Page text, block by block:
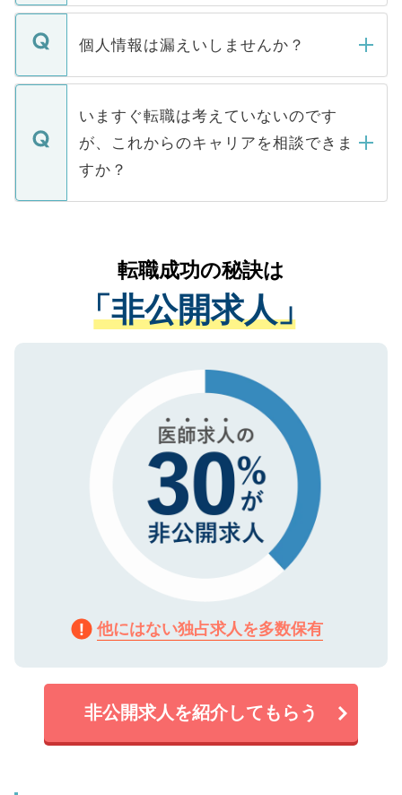
ません。
■応募殺到を避けるため 人気のある医療機
関を公にしてしまうと、応募が殺到する場
に、医療機関が求める条件に合った人材の
みを人材紹介会社に依頼するケースが増え
ています。
転職・入職を強要することは一切ありませ
ん。また、仮に応募先から内定をいただい
定を承諾する必要はありません。内定先へ
の辞退の連絡はキャリアパートナーが行い
個人情報は漏えいしませんか？
個人情報が漏えいすることはありませんの
で、ご安心ください。当サイトからの登録
などで収集したご登録者様の個人情報は、
ご本人のキャリアアップおよび転職活動の
支援を目的に使用いたします。お預かりし
ているすべての個人データはご本人の許可
は、個人情報の取り扱いについての厳密な
管理基準を満たした事業者のみに付与され
る、プライバシーマークを取得済みです。
で、機密保持に関してもご安心ください。
いますぐ転職は考えていないのです
が、これからのキャリアを相談できま
すか？
かがいして、現在の医療機関の状況や紹介
経験をまじえながら、適切なアドバイスを
させていただきます。すぐにご転職をされ
ない方には、長期的なサポートが可能です
ので、まずはご登録ください。
転職成功の秘訣は
「非公開求人」
他にはない独占求人を多数保有
非公開求人を紹介してもらう